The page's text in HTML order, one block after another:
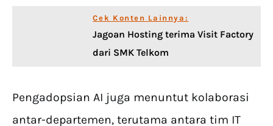
Cek Konten Lainnya:
Jagoan Hosting terima Visit Factory
dari SMK Telkom
Pengadopsian AI juga menuntut kolaborasi
antar-departemen, terutama antara tim IT